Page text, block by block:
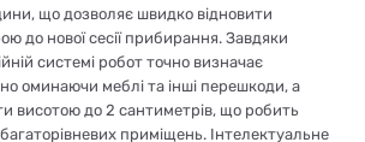
що дозволяє швидко відновити
до нової сесії прибирання. Завдяки
системі робот точно визначає
оминаючи меблі та інші перешкоди, а
висотою до 2 сантиметрів, що робить
приміщень. Інтелектуальне